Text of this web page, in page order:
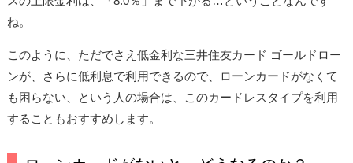
ね。
このように、ただでさえ低金利な三井住友カード ゴールドロー
ンが、さらに低利息で利用できるので、ローンカードがなくて
も困らない、という人の場合は、このカードレスタイプを利用
することもおすすめします。